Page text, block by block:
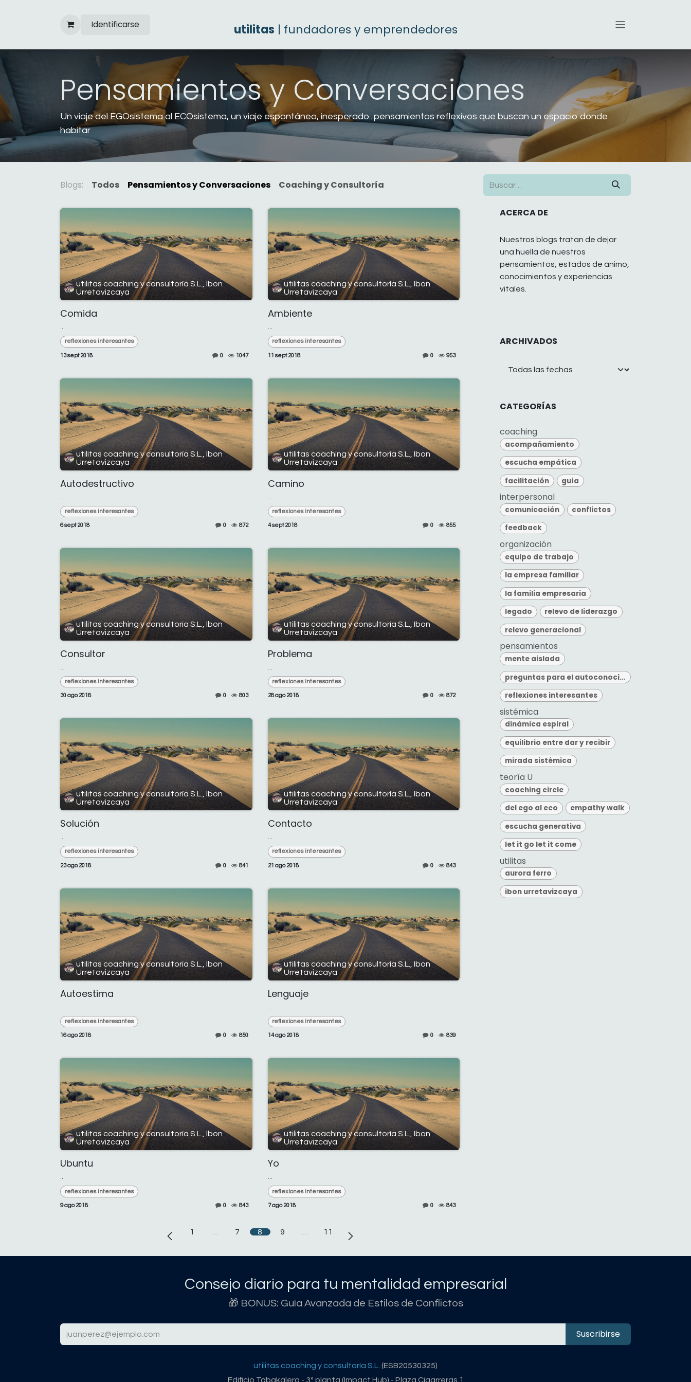
utilitas | fundadores y emprendedores
Identificarse
Pensamientos y Conversaciones
Un viaje del EGOsistema al ECOsistema, un viaje espontáneo, inesperado...pensamientos reflexivos que buscan un espacio donde
habitar
Blogs: Todos Pensamientos y Conversaciones Coaching y Consultoría
utilitas coaching y consultoría S.L., Ibon
Urretavizcaya
Comida
...
reflexiones interesantes
13 sept 2018 0 1047
utilitas coaching y consultoría S.L., Ibon
Urretavizcaya
Ambiente
...
reflexiones interesantes
11 sept 2018 0 953
utilitas coaching y consultoría S.L., Ibon
Urretavizcaya
Autodestructivo
...
reflexiones interesantes
6 sept 2018 0 872
utilitas coaching y consultoría S.L., Ibon
Urretavizcaya
Camino
...
reflexiones interesantes
4 sept 2018 0 855
utilitas coaching y consultoría S.L., Ibon
Urretavizcaya
Consultor
reflexiones interesantes
30 ago 2018 0 803
utilitas coaching y consultoría S.L., Ibon
Urretavizcaya
Problema
reflexiones interesantes
28 ago 2018 0 872
utilitas coaching y consultoría S.L., Ibon
Urretavizcaya
Solución
...
reflexiones interesantes
23 ago 2018 0 841
utilitas coaching y consultoría S.L., Ibon
Urretavizcaya
Contacto
...
reflexiones interesantes
21 ago 2018 0 843
utilitas coaching y consultoría S.L., Ibon
Urretavizcaya
Autoestima
reflexiones interesantes
16 ago 2018 0 850
utilitas coaching y consultoría S.L., Ibon
Urretavizcaya
Lenguaje
reflexiones interesantes
14 ago 2018 0 839
utilitas coaching y consultoría S.L., Ibon
Urretavizcaya
Ubuntu
...
reflexiones interesantes
9 ago 2018 0 843
utilitas coaching y consultoría S.L., Ibon
Urretavizcaya
Yo
...
reflexiones interesantes
7 ago 2018 0 843
1 7 8 9 11
ACERCA DE
Nuestros blogs tratan de dejar
una huella de nuestros
pensamientos, estados de ánimo,
conocimientos y experiencias
vitales.
ARCHIVADOS
CATEGORÍAS
coaching
acompañamiento
escucha empática
facilitación
guía
interpersonal
comunicación
conflictos
feedback
organización
equipo de trabajo
la empresa familiar
la familia empresaria
legado
relevo de liderazgo
relevo generacional
pensamientos
mente aislada
preguntas para el autoconocimiento
reflexiones interesantes
sistémica
dinámica espiral
equilibrio entre dar y recibir
mirada sistémica
teoría U
coaching circle
del ego al eco
empathy walk
escucha generativa
let it go let it come
utilitas
aurora ferro
ibon urretavizcaya
Consejo diario para tu mentalidad empresarial
🎁 BONUS: Guía Avanzada de Estilos de Conflictos
Suscribirse
utilitas coaching y consultoría S.L.
(ESB20530325)
Edificio Tabakalera - 3º planta (Impact Hub) - Plaza Cigarreras 1